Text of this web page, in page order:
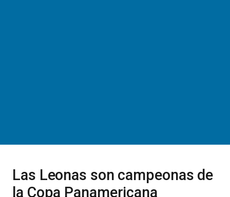
Las Leonas son campeonas de
la Copa Panamericana